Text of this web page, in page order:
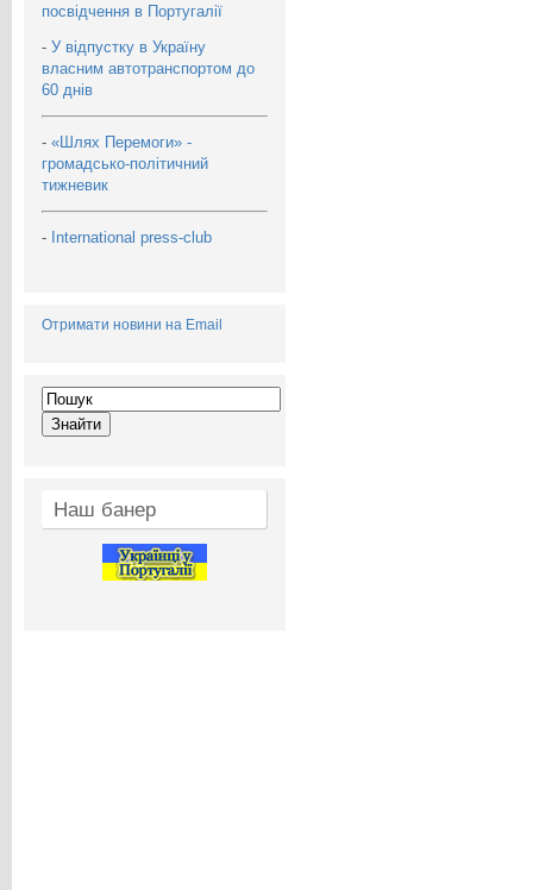
посвідчення в Португалії
- У відпустку в Україну
власним автотранспортом до
60 днів
- «Шлях Перемоги» -
громадсько-політичний
тижневик
- International press-club
Отримати новини на Email
Наш банер